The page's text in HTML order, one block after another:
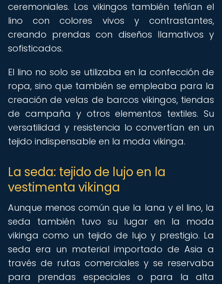
ceremoniales. Los vikingos también teñían el
lino con colores vivos y contrastantes,
creando prendas con diseños llamativos y
sofisticados.
El lino no solo se utilizaba en la confección de
ropa, sino que también se empleaba para la
creación de velas de barcos vikingos, tiendas
de campaña y otros elementos textiles. Su
versatilidad y resistencia lo convertían en un
tejido indispensable en la moda vikinga.
La seda: tejido de lujo en la
vestimenta vikinga
Aunque menos común que la lana y el lino, la
seda también tuvo su lugar en la moda
vikinga como un tejido de lujo y prestigio. La
seda era un material importado de Asia a
través de rutas comerciales y se reservaba
para prendas especiales o para la alta